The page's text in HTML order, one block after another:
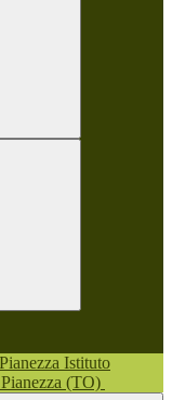
Istituto
Pianezza (TO)